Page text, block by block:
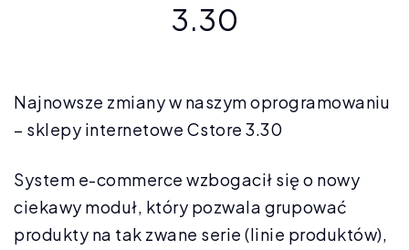
3.30
Najnowsze zmiany w naszym oprogramowaniu
– sklepy internetowe Cstore 3.30
System e-commerce wzbogacił się o nowy
ciekawy moduł, który pozwala grupować
produkty na tak zwane serie (linie produktów),